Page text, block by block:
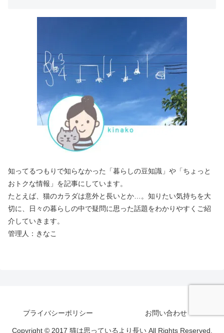
知ってるつもりで知らなかった「暮らしの豆知識」や「ちょっと
おトクな情報」を記事にしています。
たとえば、猫のカラダは意外と長いとか…。知りたい気持ちを大
切に、日々の暮らしの中で疑問に思った話題をわかりやすくご紹
介していきます。
管理人：きなこ
プライバシーポリシー お問い合わせ
Copyright © 2017 猫は思っているより長い All Rights Reserved.